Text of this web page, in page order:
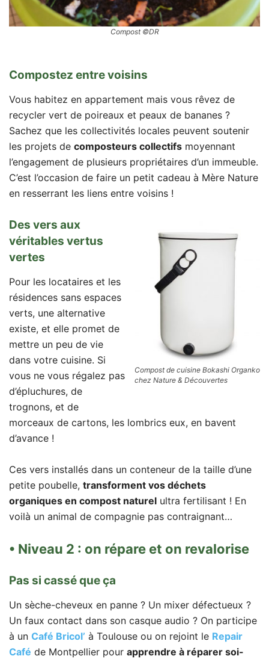
Compost ©DR
Compostez entre voisins
Vous habitez en appartement mais vous rêvez de
recycler vert de poireaux et peaux de bananes ?
Sachez que les collectivités locales peuvent soutenir
les projets de composteurs collectifs moyennant
l’engagement de plusieurs propriétaires d’un immeuble.
C’est l’occasion de faire un petit cadeau à Mère Nature
en resserrant les liens entre voisins !
Compost de cuisine Bokashi Organko
chez Nature & Découvertes
Des vers aux
véritables vertus
vertes
Pour les locataires et les
résidences sans espaces
verts, une alternative
existe, et elle promet de
mettre un peu de vie
dans votre cuisine. Si
vous ne vous régalez pas
d’épluchures, de
trognons, et de
morceaux de cartons, les lombrics eux, en bavent
d’avance !
Ces vers installés dans un conteneur de la taille d’une
petite poubelle, transforment vos déchets
organiques en compost naturel ultra fertilisant ! En
voilà un animal de compagnie pas contraignant…
• Niveau 2 : on répare et on revalorise
Pas si cassé que ça
Un sèche-cheveux en panne ? Un mixer défectueux ?
Un faux contact dans son casque audio ? On participe
à un Café Bricol’ à Toulouse ou on rejoint le Repair
Café de Montpellier pour apprendre à réparer soi-